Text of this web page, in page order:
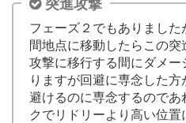
突進攻撃
フェーズ２でもありまし
間地点に移動したらこの
攻撃に移行する間にダメ
りますが回避に専念した方
避けるのに専念するので
クでリドリーより高い位置